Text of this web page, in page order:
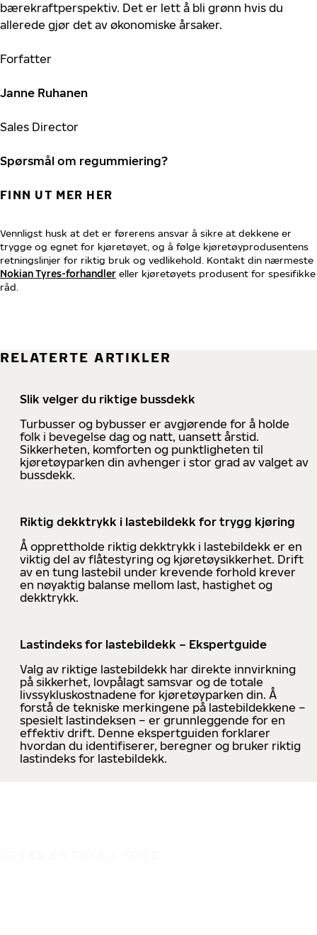
bærekraftperspektiv. Det er lett å bli grønn hvis du
allerede gjør det av økonomiske årsaker.
Forfatter
Janne Ruhanen
Sales Director
Spørsmål om regummiering?
FINN UT MER HER
Vennligst husk at det er førerens ansvar å sikre at dekkene er
trygge og egnet for kjøretøyet, og å følge kjøretøyprodusentens
retningslinjer for riktig bruk og vedlikehold. Kontakt din nærmeste
Nokian Tyres-forhandler eller kjøretøyets produsent for spesifikke
råd.
RELATERTE ARTIKLER
Slik velger du riktige bussdekk
Turbusser og bybusser er avgjørende for å holde
folk i bevegelse dag og natt, uansett årstid.
Sikkerheten, komforten og punktligheten til
kjøretøyparken din avhenger i stor grad av valget av
bussdekk.
Riktig dekktrykk i lastebildekk for trygg kjøring
Å opprettholde riktig dekktrykk i lastebildekk er en
viktig del av flåtestyring og kjøretøysikkerhet. Drift
av en tung lastebil under krevende forhold krever
en nøyaktig balanse mellom last, hastighet og
dekktrykk.
Lastindeks for lastebildekk – Ekspertguide
Valg av riktige lastebildekk har direkte innvirkning
på sikkerhet, lovpålagt samsvar og de totale
livssykluskostnadene for kjøretøyparken din. Å
forstå de tekniske merkingene på lastebildekkene –
spesielt lastindeksen – er grunnleggende for en
effektiv drift. Denne ekspertguiden forklarer
hvordan du identifiserer, beregner og bruker riktig
lastindeks for lastebildekk.